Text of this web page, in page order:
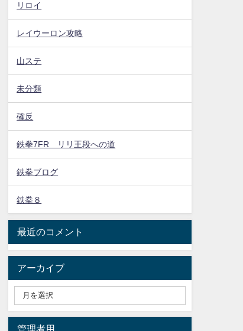
リロイ
レイウーロン攻略
山ステ
未分類
確反
鉄拳7FR リリ王段への道
鉄拳ブログ
鉄拳８
最近のコメント
アーカイブ
管理者用